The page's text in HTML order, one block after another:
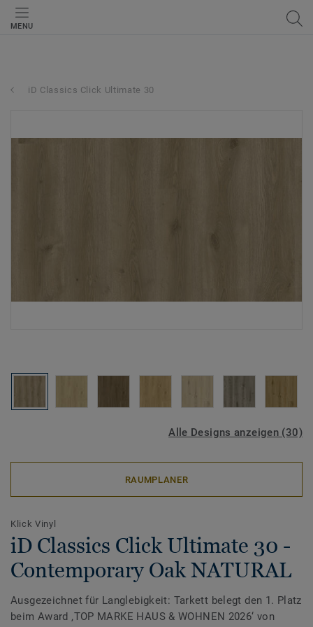
MENU
iD Classics Click Ultimate 30
Alle Designs anzeigen (30)
RAUMPLANER
Klick Vinyl
iD Classics Click Ultimate 30 -
Contemporary Oak NATURAL
Ausgezeichnet für Langlebigkeit: Tarkett belegt den 1. Platz
beim Award ‚TOP MARKE HAUS & WOHNEN 2026‘ von